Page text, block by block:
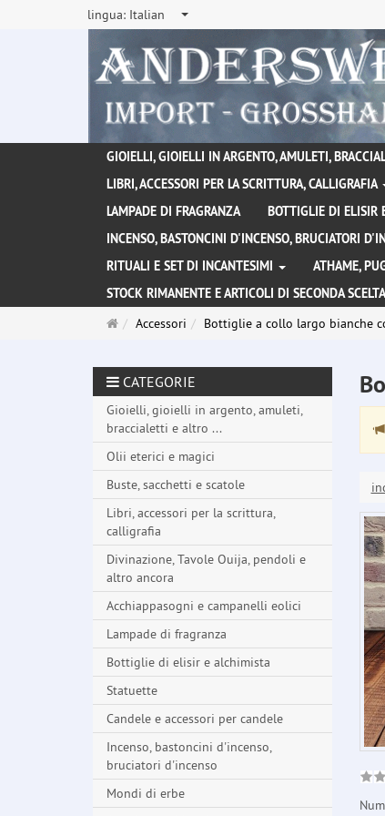
lingua: Italian
GIOIELLI, GIOIELLI IN ARGENTO, AMULETI,
LIBRI, ACCESSORI PER LA SCRITTURA, CALLIGRAFIA
LAMPADE DI FRAGRANZA
BOTTIGLIE DI ELISIR
INCENSO, BASTONCINI D'INCENSO, BRUCIATORI
RITUALI E SET DI INCANTESIMI
ATHAME,
STOCK RIMANENTE E ARTICOLI DI SECONDA SCELTA
PaginaAccessori Bottiglie a collo largo bianche
CATEGORIE
Gioielli, gioielli in argento, amuleti,
braccialetti e altro ...
Olii eterici e magici
Buste, sacchetti e scatole
Libri, accessori per la scrittura,
calligrafia
Divinazione, Tavole Ouija, pendoli e
altro ancora
Acchiappasogni e campanelli eolici
Lampade di fragranza
Bottiglie di elisir e alchimista
Statuette
Candele e accessori per candele
Incenso, bastoncini d'incenso,
bruciatori d'incenso
Mondi di erbe